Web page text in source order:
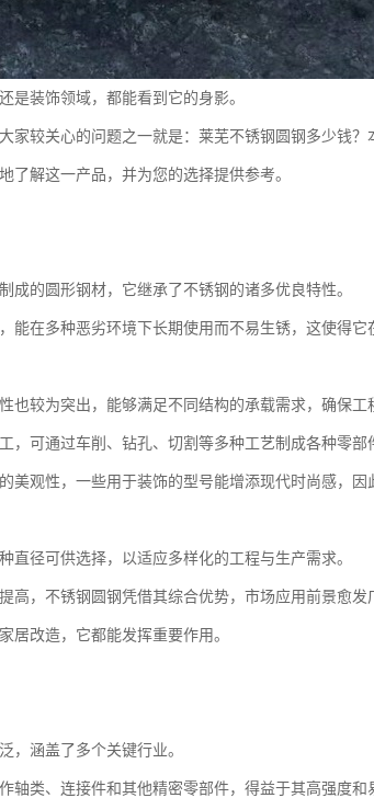
是装饰领域，都能看到它的身影。
家较关心的问题之一就是：莱芜不锈钢圆钢多少钱
了解这一产品，并为您的选择提供参考。
成的圆形钢材，它继承了不锈钢的诸多优良特性。
能在多种恶劣环境下长期使用而不易生锈，这使得
也较为突出，能够满足不同结构的承载需求，确保工
，可通过车削、钻孔、切割等多种工艺制成各种零
美观性，一些用于装饰的型号能增添现代时尚感，
直径可供选择，以适应多样化的工程与生产需求。
高，不锈钢圆钢凭借其综合优势，市场应用前景愈发
居改造，它都能发挥重要作用。
，涵盖了多个关键行业。
轴类、连接件和其他精密零部件，得益于其高强度